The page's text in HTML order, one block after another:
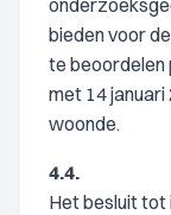
bieden voor
te beoordelen
met 14
woonde.
4.4.
Het besluit tot